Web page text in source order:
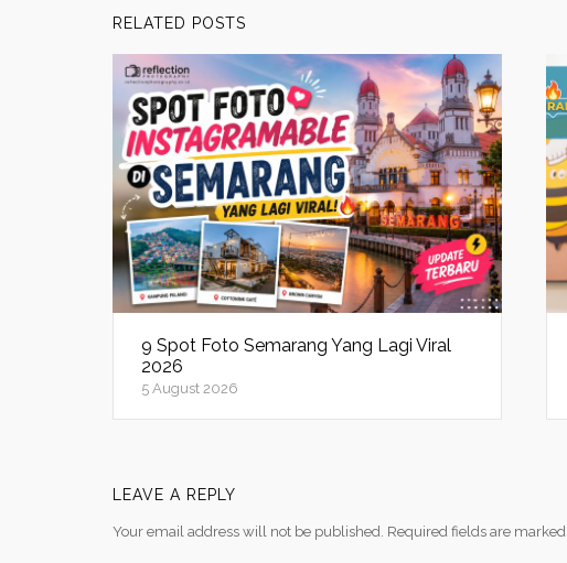
RELATED POSTS
9 Spot Foto Semarang Yang Lagi Viral
2026
5 August 2026
LEAVE A REPLY
Your email address will not be published. Required fields are marked